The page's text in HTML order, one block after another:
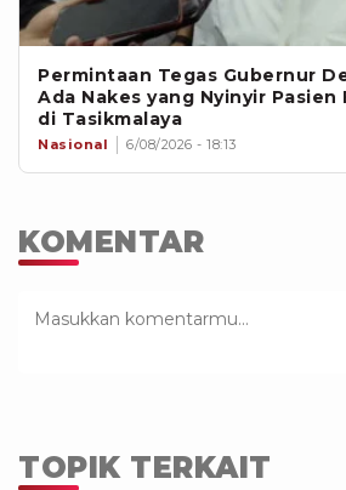
Permintaan Tegas Gubernur
Ada Nakes yang Nyinyir Pasien
di Tasikmalaya
Nasional 6/08/2026 - 18:13
KOMENTAR
TOPIK TERKAIT